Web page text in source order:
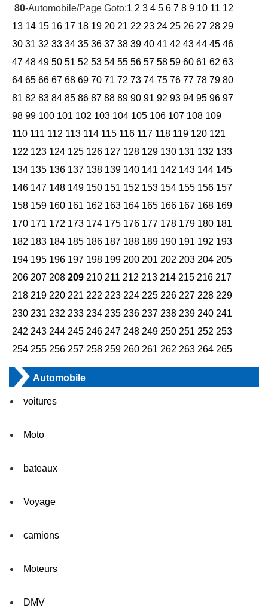
80-Automobile/Page Goto:1 2 3 4 5 6 7 8 9 10 11 12
13 14 15 16 17 18 19 20 21 22 23 24 25 26 27 28 29
30 31 32 33 34 35 36 37 38 39 40 41 42 43 44 45 46
47 48 49 50 51 52 53 54 55 56 57 58 59 60 61 62 63
64 65 66 67 68 69 70 71 72 73 74 75 76 77 78 79 80
81 82 83 84 85 86 87 88 89 90 91 92 93 94 95 96 97
98 99 100 101 102 103 104 105 106 107 108 109
110 111 112 113 114 115 116 117 118 119 120 121
122 123 124 125 126 127 128 129 130 131 132 133
134 135 136 137 138 139 140 141 142 143 144 145
146 147 148 149 150 151 152 153 154 155 156 157
158 159 160 161 162 163 164 165 166 167 168 169
170 171 172 173 174 175 176 177 178 179 180 181
182 183 184 185 186 187 188 189 190 191 192 193
194 195 196 197 198 199 200 201 202 203 204 205
206 207 208 209 210 211 212 213 214 215 216 217
218 219 220 221 222 223 224 225 226 227 228 229
230 231 232 233 234 235 236 237 238 239 240 241
242 243 244 245 246 247 248 249 250 251 252 253
254 255 256 257 258 259 260 261 262 263 264 265
Automobile
voitures
Moto
bateaux
Voyage
camions
Moteurs
DMV